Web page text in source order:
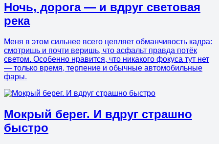
Ночь, дорога — и вдруг световая
река
Меня в этом сильнее всего цепляет обманчивость кадра:
смотришь и почти веришь, что асфальт правда потёк
светом. Особенно нравится, что никакого фокуса тут нет
— только время, терпение и обычные автомобильные
фары.
Мокрый берег. И вдруг страшно
быстро